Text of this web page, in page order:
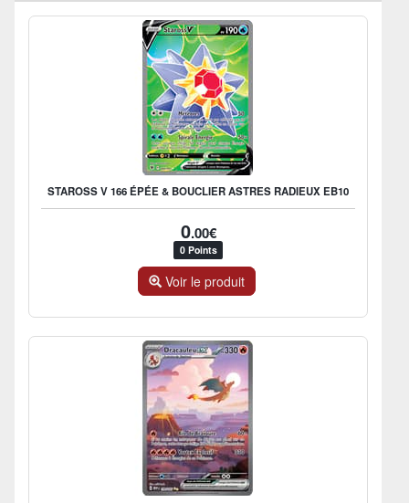
STAROSS V 166 ÉPÉE & BOUCLIER ASTRES RADIEUX EB10
0.00€
0 Points
Voir le produit